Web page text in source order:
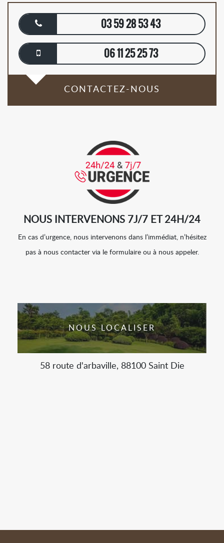
03 59 28 53 43
06 11 25 25 73
CONTACTEZ-NOUS
NOUS INTERVENONS 7J/7 ET 24H/24
En cas d’urgence, nous intervenons dans l’immédiat, n’hésitez
pas à nous contacter via le formulaire ou à nous appeler.
NOUS LOCALISER
58 route d'arbaville, 88100 Saint Die